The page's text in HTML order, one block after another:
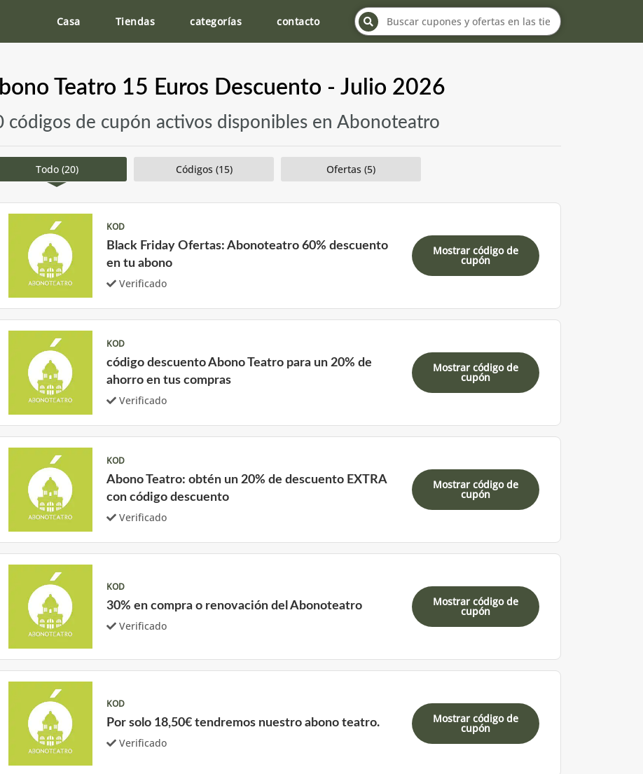
Casa Tiendas categorías contacto
Teatro 15 Euros Descuento - Julio 2026
códigos de cupón activos disponibles en Abonoteatro
Todo (20) Códigos (15) Ofertas (5)
KOD
Black Friday Ofertas: Abonoteatro 60% descuento
en tu abono
Verificado
Mostrar código de
cupón
KOD
código descuento Abono Teatro para un 20% de
ahorro en tus compras
Verificado
Mostrar código de
cupón
KOD
Abono Teatro: obtén un 20% de descuento EXTRA
con código descuento
Verificado
Mostrar código de
cupón
KOD
30% en compra o renovación del Abonoteatro
Verificado
Mostrar código de
cupón
KOD
Por solo 18,50€ tendremos nuestro abono teatro.
Verificado
Mostrar código de
cupón